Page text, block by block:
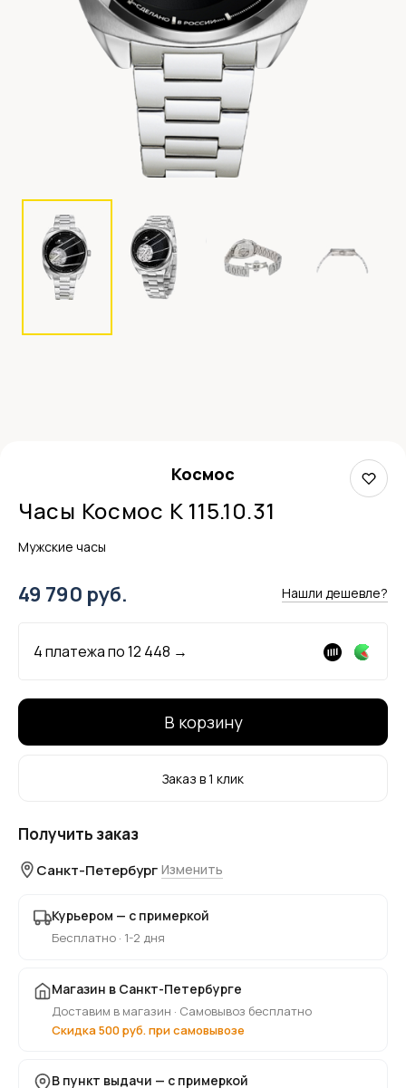
Космос
Часы Космос K 115.10.31
Мужские часы
49 790 руб. Нашли дешевле?
4 платежа по12 448 →
В корзину
Заказ в 1 клик
Получить заказ
Санкт-Петербург Изменить
Курьером — с примеркой
Бесплатно · 1-2 дня
Магазин в Санкт-Петербурге
Доставим в магазин · Самовывоз бесплатно
Скидка 500 руб. при самовывозе
В пункт выдачи — с примеркой